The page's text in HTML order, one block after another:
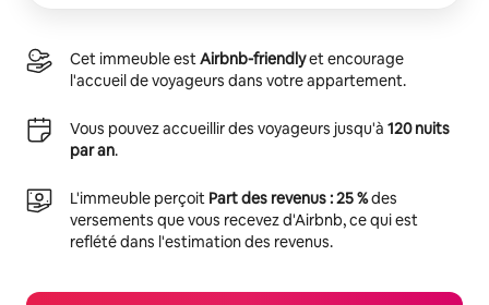
Cet immeuble estAirbnb-friendlyet encourage
l'accueil de voyageurs dans votre appartement.
Vous pouvez accueillir des voyageurs jusqu'à 120 nuits
par an.
L'immeuble perçoit Part des revenus : 25 %des
versements que vous recevez d'Airbnb, ce qui est
reflété dans l'estimation des revenus.